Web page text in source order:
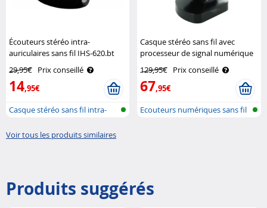
Écouteurs stéréo intra-
auriculaires sans fil IHS-620.bt
29,95€ Prix conseillé
14,95€
Casque stéréo sans fil intra-
Casque stéréo sans fil avec
processeur de signal numérique
129,95€ Prix conseillé
67,95€
Ecouteurs numériques sans fil
Voir tous les produits similaires
Produits suggérés